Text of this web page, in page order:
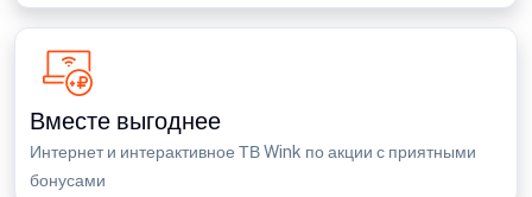
Вместе выгоднее
Интернет и интерактивное ТВ Wink по акции с приятными
бонусами